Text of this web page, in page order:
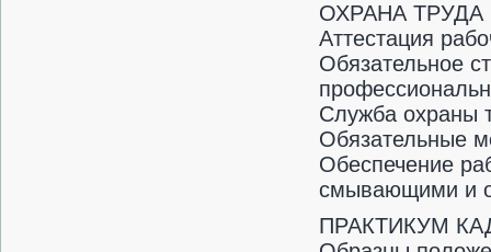
ОХРАНА ТРУДА
Аттестация
Обязательное
Служба охраны
Обязательные
Обеспечение
смывающими и
ПРАКТИКУМ